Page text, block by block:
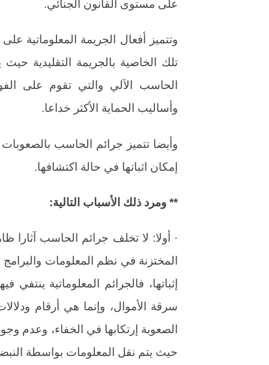
على مستوى القانون الجنائي.
وتتميز أفعال الجريمة المعلوماتية
تلك الخاصية بالجريمة التقليدية
الحاسب الآلي والتي تقوم على
وأساليب الحماية الأكثر خداعا.
وأيضا تتميز جرائم الحاسب
إمكان اثباتها في حالة اكتشافها.
** ومرد ذلك الأسباب التالية:
· أولا: لا تخلف جرائم الحاسب آثارا
المختزنة في نظم المعلومات
إثباتها، فالجرائم المعلوماتية
سرقة الأموال، وإنما هي أرقام
الصعوبة إرتكابها في الخفاء، وعدم
حيث يتم نقل المعلومات بواسطة